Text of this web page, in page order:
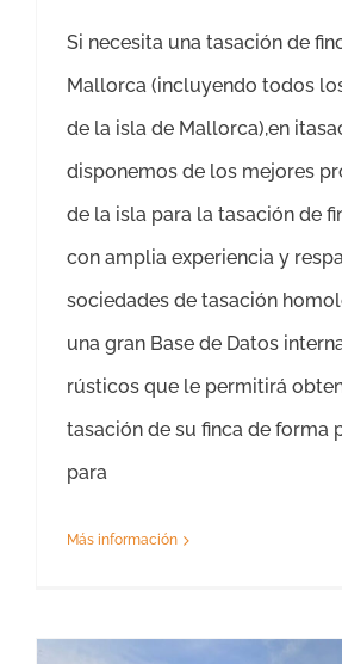
Si necesita una tasación de
Mallorca (incluyendo todos
de la isla de Mallorca),en
disponemos de los mejores
de la isla para la tasación de
con amplia experiencia y
sociedades de tasación
una gran Base de Datos
rústicos que le permitirá
tasación de su finca de forma
para
Más información